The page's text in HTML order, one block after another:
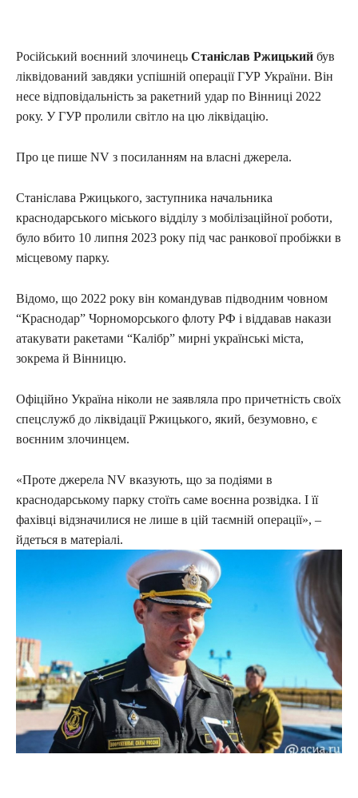
Російський воєнний злочинець Станіслав Ржицький був
ліквідований завдяки успішній операції ГУР України. Він
несе відповідальність за ракетний удар по Вінниці 2022
року. У ГУР пролили світло на цю ліквідацію.
Про це пише NV з посиланням на власні джерела.
Станіслава Ржицького, заступника начальника
краснодарського міського відділу з мобілізаційної роботи,
було вбито 10 липня 2023 року під час ранкової пробіжки в
місцевому парку.
Відомо, що 2022 року він командував підводним човном
“Краснодар” Чорноморського флоту РФ і віддавав накази
атакувати ракетами “Калібр” мирні українські міста,
зокрема й Вінницю.
Офіційно Україна ніколи не заявляла про причетність своїх
спецслужб до ліквідації Ржицького, який, безумовно, є
воєнним злочинцем.
«Проте джерела NV вказують, що за подіями в
краснодарському парку стоїть саме воєнна розвідка. І її
фахівці відзначилися не лише в цій таємній операції», –
йдеться в матеріалі.